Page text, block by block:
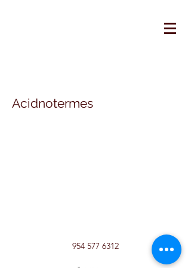
Acidnotermes
954 577 6312